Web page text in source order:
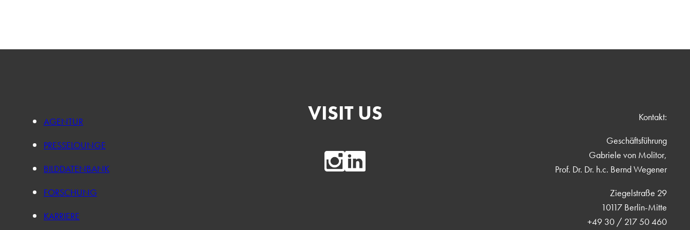
AGENTUR
PRESSELOUNGE
BILDDATENBANK
FORSCHUNG
KARRIERE
VISIT US
Kontakt:
Geschäftsführung
Gabriele von Molitor,
Prof. Dr. Dr. h.c. Bernd Wegener
Ziegelstraße 29
10117 Berlin-Mitte
+49 30 / 217 50 460